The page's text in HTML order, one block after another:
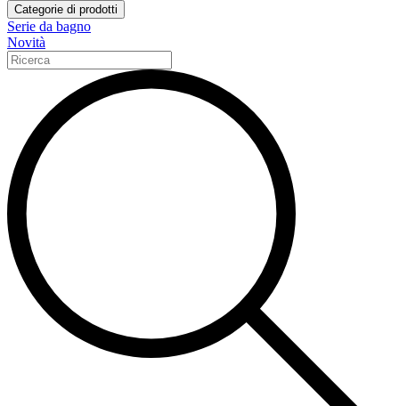
Categorie di prodotti
Serie da bagno
Novità